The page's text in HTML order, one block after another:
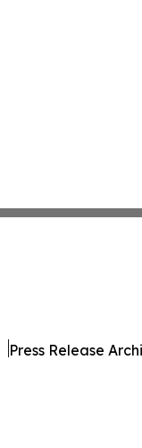
Press Release